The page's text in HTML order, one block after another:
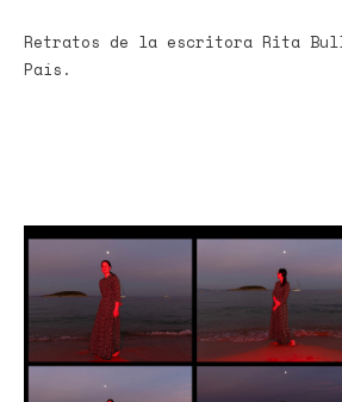
Retratos de la escritora Rita
País.